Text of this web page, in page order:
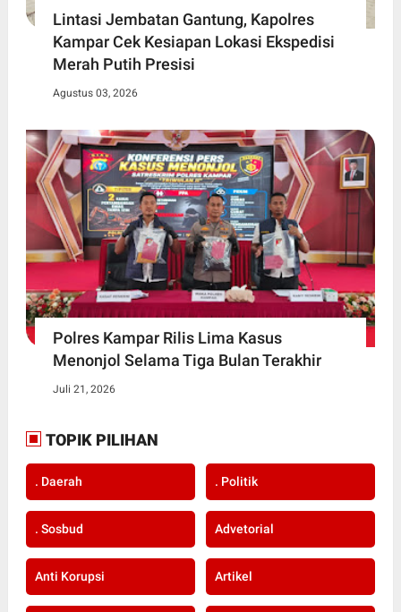
Lintasi Jembatan Gantung, Kapolres
Kampar Cek Kesiapan Lokasi Ekspedisi
Merah Putih Presisi
Agustus 03, 2026
Polres Kampar Rilis Lima Kasus
Menonjol Selama Tiga Bulan Terakhir
Juli 21, 2026
TOPIK PILIHAN
. Daerah . Politik
. Sosbud Advetorial
Anti Korupsi Artikel